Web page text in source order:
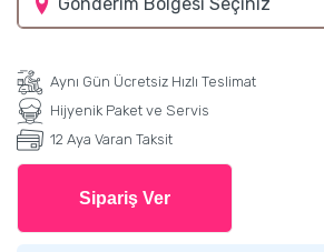
Aynı Gün Ücretsiz Hızlı Teslimat
Hijyenik Paket ve Servis
12 Aya Varan Taksit
Sipariş Ver